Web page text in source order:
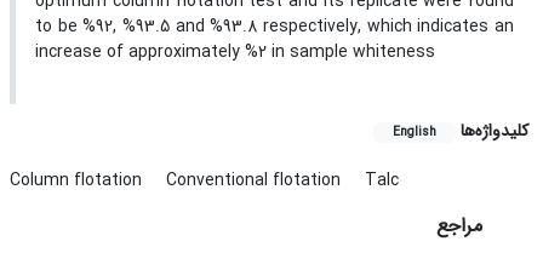
to be %92, %93.5 and %93.8 respectively, which indicates an
increase of approximately %2 in sample whiteness
کلیدواژه‌ها English
Column flotation Conventional flotation Talc
مراجع